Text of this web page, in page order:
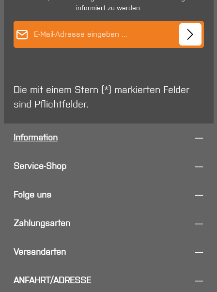
informiert zu werden.
Die mit einem Stern (*) markierten Felder
sind Pflichtfelder.
Information
Service-Shop
Folge uns
Zahlungsarten
Versandarten
ANFAHRT/ADRESSE